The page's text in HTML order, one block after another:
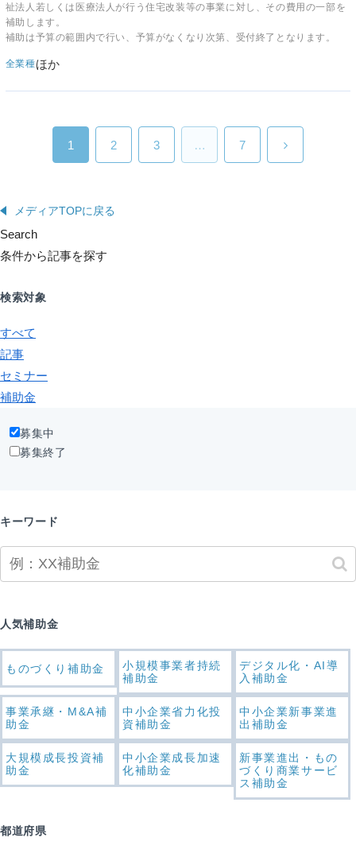
祉法人若しくは医療法人が行う住宅改装等の事業に対し、その費用の一部を
補助します。
補助は予算の範囲内で行い、予算がなくなり次第、受付終了となります。
全業種ほか
1 2 3 … 7
メディアTOPに戻る
Search
条件から記事を探す
検索対象
すべて
記事
セミナー
補助金
募集中
募集終了
キーワード
人気補助金
ものづくり補助金
小規模事業者持続
補助金
デジタル化・AI導
入補助金
事業承継・M&A補
助金
中小企業省力化投
資補助金
中小企業新事業進
出補助金
大規模成長投資補
助金
中小企業成長加速
化補助金
新事業進出・もの
づくり商業サービ
ス補助金
都道府県